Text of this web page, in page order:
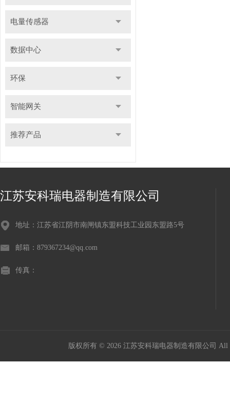
电量传感器
数据中心
环保
智能网关
推荐产品
江苏安科瑞电器制造有限公司
地址：江苏省江阴市南闸镇东盟科技工业园东盟路5号
邮箱：879367234@qq.com
传真：
版权所有 © 2026 江苏安科瑞电器制造有限公司